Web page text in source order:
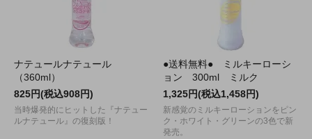
ナテュールナテュール
（360ml）
825円(税込908円)
当時爆発的にヒットした『ナテュー
ルナテュール』の復刻版！
●送料無料● ミルキーローシ
ョン 300ml ミルク
1,325円(税込1,458円)
新感覚のミルキーローションをピン
ク・ホワイト・グリーンの3色で新
発売。